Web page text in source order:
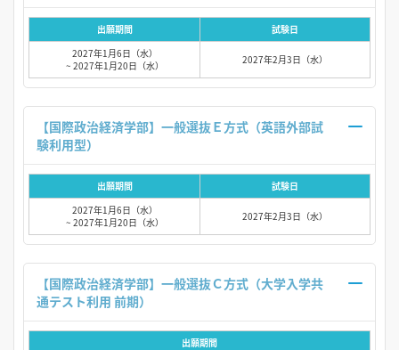
出願期間
試験日
2027年1月6日（水）
~ 2027年1月20日（水）
2027年2月3日（水）
【国際政治経済学部】一般選抜Ｅ方式（英語外部試
出願期間
試験日
2027年1月6日（水）
~ 2027年1月20日（水）
2027年2月3日（水）
【国際政治経済学部】一般選抜Ｃ方式（大学入学共
出願期間